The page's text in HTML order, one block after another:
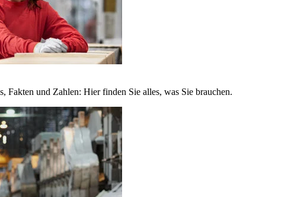
Fakten und Zahlen: Hier finden Sie alles, was Sie brauchen.